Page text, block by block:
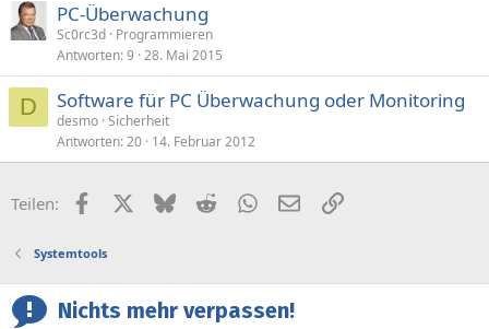
PC-Überwachung
Sc0rc3d Programmieren
Antworten 9 28. Mai 2015
D Software für PC Überwachung oder Monitoring
desmo Sicherheit
Antworten 20 14. Februar 2012
Teilen: FacebookX (Twitter)
BlueskyRedditWhatsApp
E-MailLink
Systemtools
Nichts mehr verpassen!